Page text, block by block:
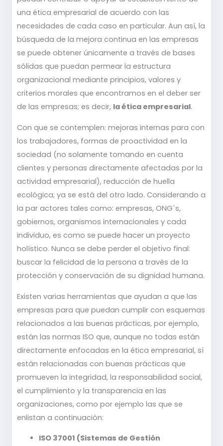
una ética empresarial de acuerdo con las
necesidades de cada caso en particular. Aun así, la
búsqueda de la mejora continua en las empresas
se puede obtener únicamente a través de bases
sólidas que puedan permear la estructura
organizacional mediante principios, valores y
criterios morales que encontramos en el deber ser
de las empresas; es decir, la ética empresarial.
Con que se contemplen: mejoras internas para con
los trabajadores, formas de proactividad en la
sociedad (no solamente tomando en cuenta
clientes y personas directamente afectadas por la
actividad empresarial), reducción de huella
ecológica; ya se está del otro lado. Considerando a
la par actores tales como: empresas, ONG´s,
gobiernos, organismos internacionales y cada
individuo, es como se puede hacer un proyecto
holístico. Nunca se debe perder el objetivo final:
buscar la felicidad de la persona a través de la
protección y conservación de su dignidad humana.
Existen varias herramientas que ayudan a que las
empresas para que puedan cumplir con esquemas
relacionados a las buenas prácticas, por ejemplo,
están las normas ISO que, aunque no todas están
directamente enfocadas en la ética empresarial, sí
están relacionadas con buenas prácticas que
promueven la integridad, la responsabilidad social,
el cumplimiento y la transparencia en las
organizaciones, como por ejemplo las que se
enlistan a continuación:
ISO 37001 (Sistemas de Gestión